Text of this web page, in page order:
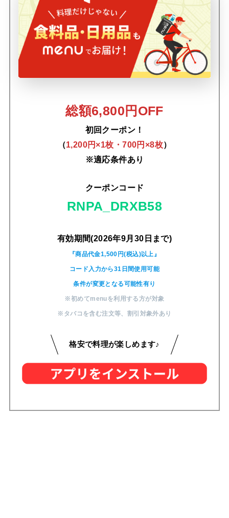
総額6,800円OFF
初回クーポン！
（1,200円×1枚・700円×8枚）
※適応条件あり
クーポンコード
RNPA_DRXB58
有効期間(2026年9月30日まで)
『商品代金1,500円(税込)以上』
コード入力から31日間使用可能
条件が変更となる可能性有り
※初めてmenuを利用する方が対象
※タバコを含む注文等、 割引対象外あり
格安で料理が楽しめます♪